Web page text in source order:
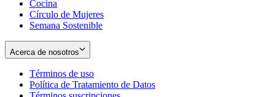
Cocina
Círculo de Mujeres
Semana Sostenible
Acerca de nosotros
Términos de uso
in
Política de Tratamiento de Datos